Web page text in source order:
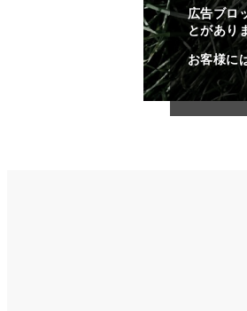
広告ブロ
とがあり
お客様に